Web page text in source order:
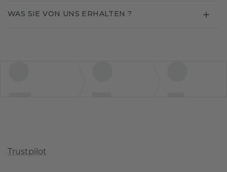
WAS SIE VON UNS ERHALTEN ?
Trustpilot